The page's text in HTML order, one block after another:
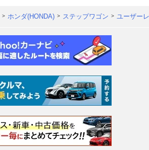
ホンダ(HONDA) ステップワゴン ユーザー